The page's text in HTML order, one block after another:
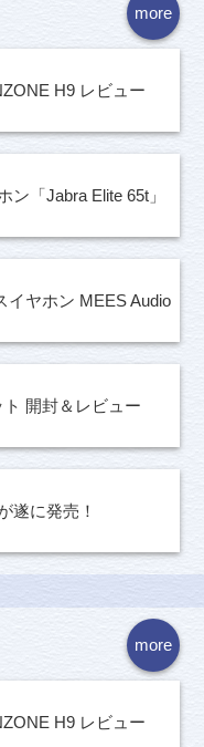
more
H9 レビュー
ン「Jabra Elite 65t」
イヤホン MEES Audio
開封＆レビュー
遂に発売！
more
H9 レビュー